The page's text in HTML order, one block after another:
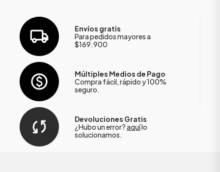
Envíos gratis
Para pedidos mayores a
$169.900
Múltiples Medios de Pago
Compra fácil, rápido y 100%
seguro.
Devoluciones Gratis
¿Hubo un error?aquílo
solucionamos.